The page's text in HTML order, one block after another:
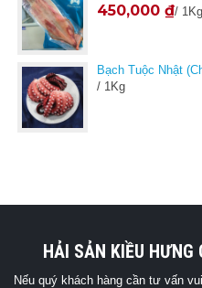
450,000 ₫/ 1Kg
Bạch Tuộc Nhật
/ 1Kg
HẢI SẢN KIỀU HƯNG
Nếu quý khách hàng cần tư vấn